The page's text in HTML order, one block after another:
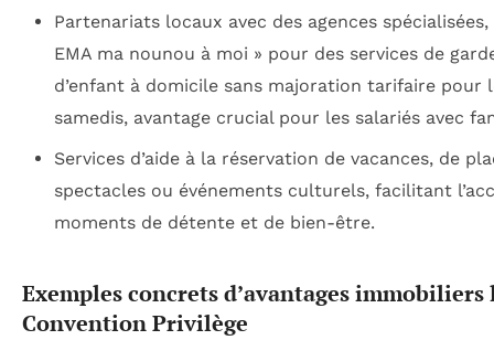
Partenariats locaux avec des agences
EMA ma nounou à moi » pour des services de
d’enfant à domicile sans majoration tarifaire pour
samedis, avantage crucial pour les salariés avec
Services d’aide à la réservation de vacances, de
spectacles ou événements culturels, facilitant
moments de détente et de bien-être.
Exemples concrets d’avantages immobiliers
Convention Privilège